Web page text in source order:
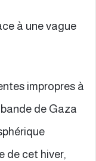
à une vague
impropres à
de Gaza
de cet hiver,